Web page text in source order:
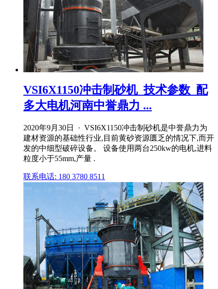
VSI6X1150冲击制砂机_技术参数_配
多大电机河南中誉鼎力 ...
2020年9月30日 · VSI6X1150冲击制砂机是中誉鼎力为
建材资源的基础性行业,目前黄砂资源匮乏的情况下,而开
发的中细型破碎设备。 设备使用两台250kw的电机,进料
粒度小于55mm,产量 .
联系电话: 180 3780 8511